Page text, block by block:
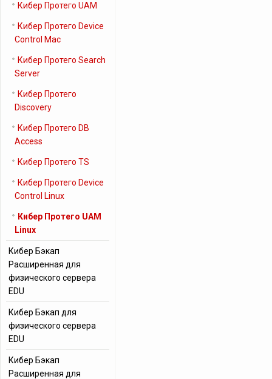
Кибер Протего UAM
Кибер Протего Device
Control Mac
Кибер Протего Search
Server
Кибер Протего
Discovery
Кибер Протего DB
Access
Кибер Протего TS
Кибер Протего Device
Control Linux
Кибер Протего UAM
Linux
Кибер Бэкап
Расширенная для
физического сервера
EDU
Кибер Бэкап для
физического сервера
EDU
Кибер Бэкап
Расширенная для